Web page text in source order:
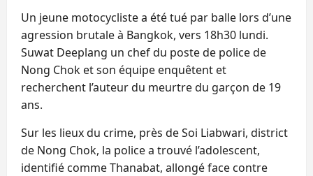
Un jeune motocycliste a été tué par balle lors d’une
agression brutale à Bangkok, vers 18h30 lundi.
Suwat Deeplang un chef du poste de police de
Nong Chok et son équipe enquêtent et
recherchent l’auteur du meurtre du garçon de 19
ans.
Sur les lieux du crime, près de Soi Liabwari, district
de Nong Chok, la police a trouvé l’adolescent,
identifié comme Thanabat, allongé face contre